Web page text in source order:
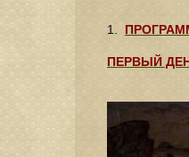
1.
ПЕРВЫЙ